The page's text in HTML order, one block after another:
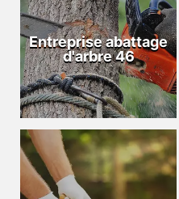
Entreprise abattage
d'arbre 46